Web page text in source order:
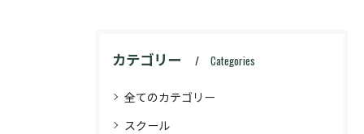
カテゴリー Categories
全てのカテゴリー
スクール